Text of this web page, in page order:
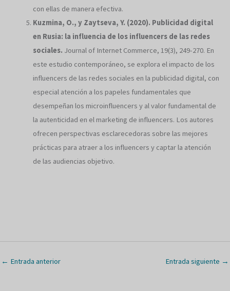
con ellas de manera efectiva.
Kuzmina, O., y Zaytseva, Y. (2020). Publicidad digital
en Rusia: la influencia de los influencers de las redes
sociales. Journal of Internet Commerce, 19(3), 249-270. En
este estudio contemporáneo, se explora el impacto de los
influencers de las redes sociales en la publicidad digital, con
especial atención a los papeles fundamentales que
desempeñan los microinfluencers y al valor fundamental de
la autenticidad en el marketing de influencers. Los autores
ofrecen perspectivas esclarecedoras sobre las mejores
prácticas para atraer a los influencers y captar la atención
de las audiencias objetivo.
← Entrada anterior Entrada siguiente →